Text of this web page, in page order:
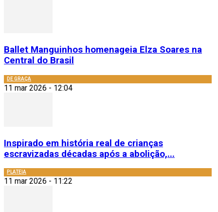
Ballet Manguinhos homenageia Elza Soares na
Central do Brasil
DE GRAÇA
11 mar 2026 - 12:04
Inspirado em história real de crianças
escravizadas décadas após a abolição,...
PLATEIA
11 mar 2026 - 11:22